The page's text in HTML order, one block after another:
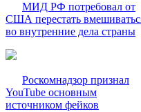
МИД РФ потребовал от
США перестать
во внутренние дела страны
Роскомнадзор признал
YouTube основным
источником фейков